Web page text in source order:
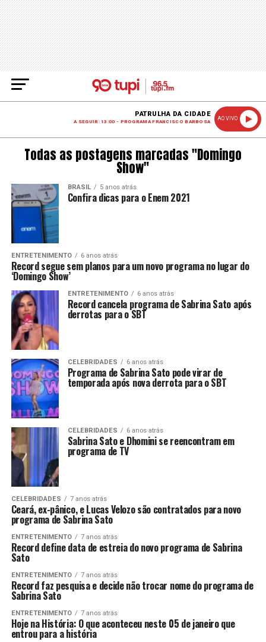
PATRULHA DA CIDADE
A SEGUIR: 13:00 - PROGRAMA FRANCISCO BARBOSA
AO VIVO
Todas as postagens marcadas "Domingo
Show"
BRASIL 5 anos atrás
Confira dicas para o Enem 2021
ENTRETENIMENTO 6 anos atrás
Record segue sem planos para um novo programa no lugar do
‘Domingo Show’
ENTRETENIMENTO 6 anos atrás
Record cancela programa de Sabrina Sato após
derrotas para o SBT
CELEBRIDADES 6 anos atrás
Programa de Sabrina Sato pode virar de
temporada após nova derrota para o SBT
CELEBRIDADES 6 anos atrás
Sabrina Sato e Dhomini se reencontram em
programa de TV
CELEBRIDADES 7 anos atrás
Ceará, ex-pânico, e Lucas Velozo são contratados para novo
programa de Sabrina Sato
ENTRETENIMENTO 7 anos atrás
Record define data de estreia do novo programa de Sabrina
Sato
ENTRETENIMENTO 7 anos atrás
Record faz pesquisa e decide não trocar nome do programa de
Sabrina Sato
ENTRETENIMENTO 7 anos atrás
Hoje na História: O que aconteceu neste 05 de janeiro que
entrou para a história